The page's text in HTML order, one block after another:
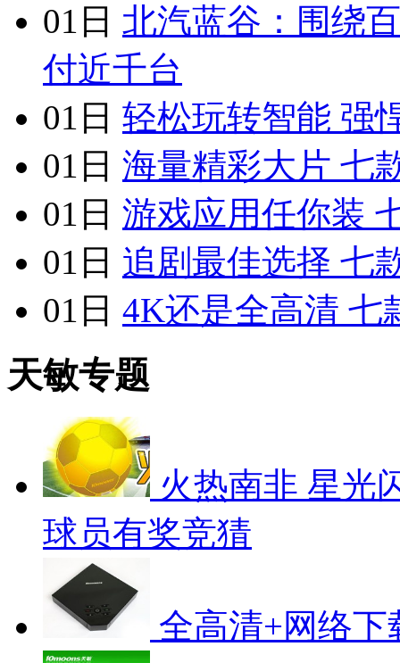
01日 北汽蓝谷：围绕
付近千台
01日 轻松玩转智能 强
01日 海量精彩大片 七
01日 游戏应用任你装
01日 追剧最佳选择 七
01日 4K还是全高清 七
天敏专题
火热南非 星光
球员有奖竞猜
全高清+网络